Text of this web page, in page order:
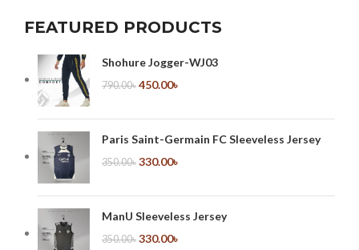
FEATURED PRODUCTS
Shohure Jogger-WJ03
790.00৳ 450.00৳
Paris Saint-Germain FC Sleeveless Jersey
350.00৳ 330.00৳
ManU Sleeveless Jersey
350.00৳ 330.00৳